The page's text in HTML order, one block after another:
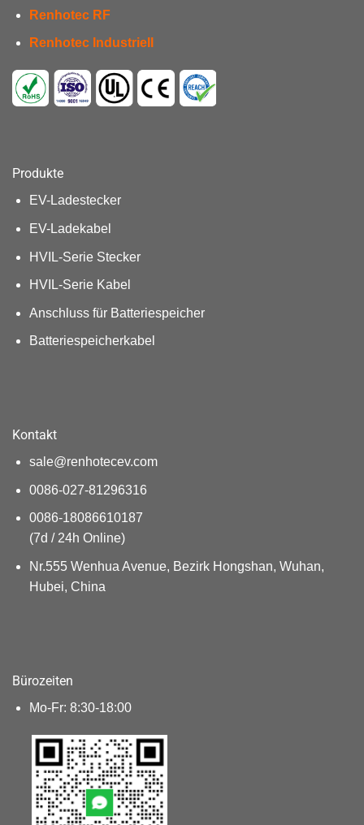
Renhotec RF
Renhotec Industriell
Produkte
EV-Ladestecker
EV-Ladekabel
HVIL-Serie Stecker
HVIL-Serie Kabel
Anschluss für Batteriespeicher
Batteriespeicherkabel
Kontakt
sale@renhotecev.com
0086-027-81296316
0086-18086610187
(7d / 24h Online)
Nr.555 Wenhua Avenue, Bezirk Hongshan, Wuhan,
Hubei, China
Bürozeiten
Mo-Fr: 8:30-18:00